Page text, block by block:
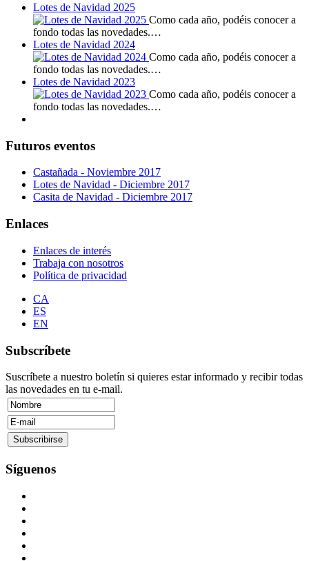
Lotes de Navidad 2025
Como cada año, podéis conocer a
fondo todas las novedades.…
Lotes de Navidad 2024
Como cada año, podéis conocer a
fondo todas las novedades.…
Lotes de Navidad 2023
Como cada año, podéis conocer a
fondo todas las novedades.…
Futuros eventos
Castañada - Noviembre 2017
Lotes de Navidad - Diciembre 2017
Casita de Navidad - Diciembre 2017
Enlaces
Enlaces de interés
Trabaja con nosotros
Política de privacidad
CA
ES
EN
Subscríbete
Suscríbete a nuestro boletín si quieres estar informado y recibir todas
las novedades en tu e-mail.
Síguenos